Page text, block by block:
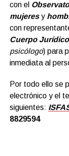
con el
mujeresy
con
Cuerpo Jurídico
psicólogo) para
inmediata al
Por todo ello se
electrónico y el
siguientes:
8829594